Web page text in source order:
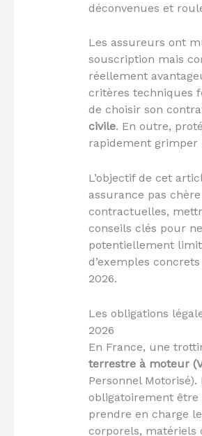
déconvenues et
Les assureurs ont
souscription mais
réellement
critères techniques
de choisir son
civile. En outre,
rapidement grimper
L’objectif de cet
assurance pas
contractuelles,
conseils clés pour
potentiellement
d’exemples
2026.
Les obligations
2026
En France, une
terrestre à moteur
Personnel
obligatoirement
prendre en charge
corporels, matériels